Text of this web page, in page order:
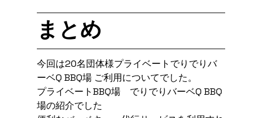
まとめ
今回は20名団体様プライベートでりでりバ
ーベQ BBQ場 ご利用についてでした。
プライベートBBQ場　でりでりバーベQ BBQ
場の紹介でした